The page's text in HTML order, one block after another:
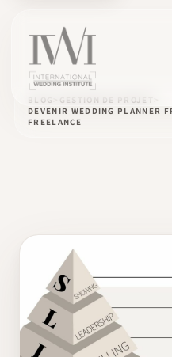
BLOG
GESTION DE PROJET
DEVENIR WEDDING PLANNER
FREELANCE